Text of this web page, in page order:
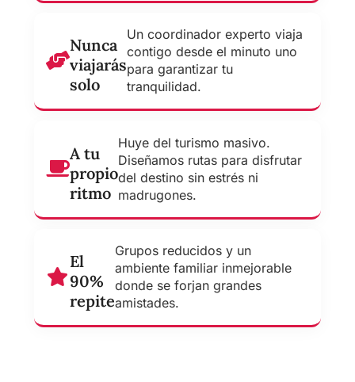
Nunca
viajarás
solo
Un coordinador experto viaja
contigo desde el minuto uno
para garantizar tu
tranquilidad.
A tu
propio
ritmo
Huye del turismo masivo.
Diseñamos rutas para disfrutar
del destino sin estrés ni
madrugones.
El
90%
repite
Grupos reducidos y un
ambiente familiar inmejorable
donde se forjan grandes
amistades.